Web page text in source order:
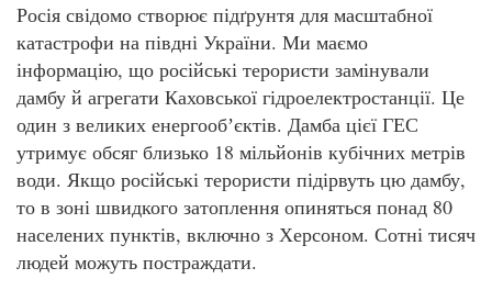
Росія свідомо створює підґрунтя для масштабної
катастрофи на півдні України. Ми маємо
інформацію, що російські терористи замінували
дамбу й агрегати Каховської гідроелектростанції. Це
один з великих енергообʼєктів. Дамба цієї ГЕС
утримує обсяг близько 18 мільйонів кубічних метрів
води. Якщо російські терористи підірвуть цю дамбу,
то в зоні швидкого затоплення опиняться понад 80
населених пунктів, включно з Херсоном. Сотні тисяч
людей можуть постраждати.